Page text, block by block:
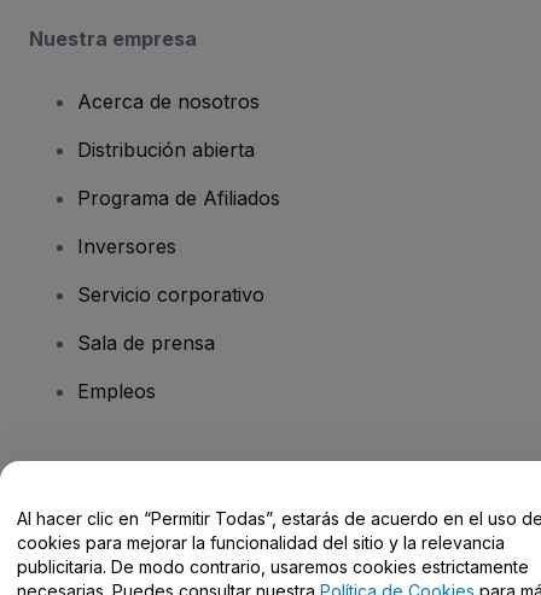
Nuestra empresa
Acerca de nosotros
Distribución abierta
Programa de Afiliados
Inversores
Servicio corporativo
Sala de prensa
Empleos
Centro de Ayuda / Contacto
Al hacer clic en “Permitir Todas”, estarás de acuerdo en el uso
cookies para mejorar la funcionalidad del sitio y la relevancia
publicitaria. De modo contrario, usaremos cookies estrictamente
necesarias. Puedes consultar nuestra Política de Cookies para